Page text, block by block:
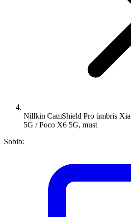
Nillkin CamShield Pro ümbris
5G / Poco X6 5G, must
Sobib: